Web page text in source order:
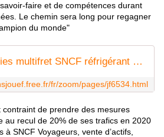
faire et de compétences durant
Le chemin sera long pour regagner
du monde"
JOUEF: plat à bogies multifret SNCF réfrigérant CHRONOFROID réf. 6534
fr/zoom/pages/jf6534.html
de prendre des mesures
au recul de 20% de ses trafics en 2020
SNCF Voyageurs, vente d’actifs,